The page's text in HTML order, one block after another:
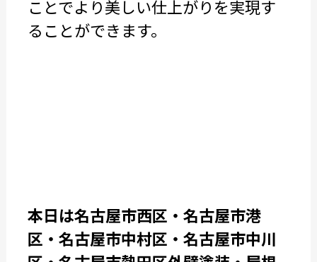
ことでより美しい仕上がりを実現す
ることができます。
本日は名古屋市西区・名古屋市港
区・名古屋市中村区・名古屋市中川